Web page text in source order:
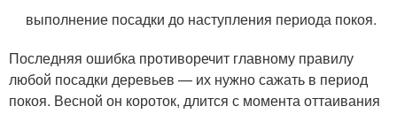
выполнение посадки до наступления периода покоя.
Последняя ошибка противоречит главному правилу
любой посадки деревьев — их нужно сажать в период
покоя. Весной он короток, длится с момента оттаивания